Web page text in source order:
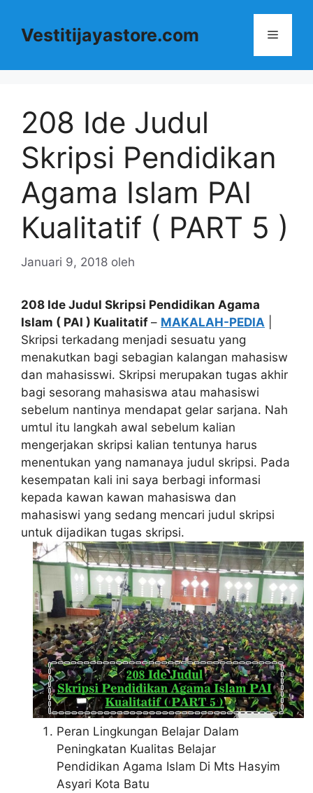
Vestitijayastore.com Menu
208 Ide Judul
Skripsi Pendidikan
Agama Islam PAI
Kualitatif ( PART 5 )
Januari 9, 2018 oleh
208 Ide Judul Skripsi Pendidikan Agama
Islam ( PAI ) Kualitatif – MAKALAH-PEDIA
Skripsi terkadang menjadi sesuatu yang
menakutkan bagi sebagian kalangan mahasisw
dan mahasisswi. Skripsi merupakan tugas akhir
bagi sesorang mahasiswa atau mahasiswi
sebelum nantinya mendapat gelar sarjana. Nah
umtul itu langkah awal sebelum kalian
mengerjakan skripsi kalian tentunya harus
menentukan yang namanaya judul skripsi. Pada
kesempatan kali ini saya berbagi informasi
kepada kawan kawan mahasiswa dan
mahasiswi yang sedang mencari judul skripsi
untuk dijadikan tugas skripsi.
Peran Lingkungan Belajar Dalam
Peningkatan Kualitas Belajar
Pendidikan Agama Islam Di Mts Hasyim
Asyari Kota Batu